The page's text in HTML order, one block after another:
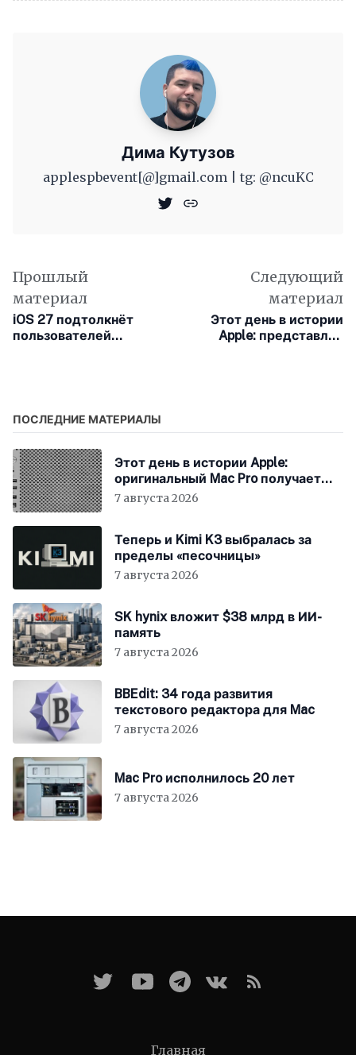
Дима Кутузов
applespbevent[@]gmail.com | tg: @ncuKC
Прошлый
материал
iOS 27 подтолкнёт
пользователей
Следующий
материал
Этот день в истории
Apple: представлен
ПОСЛЕДНИЕ МАТЕРИАЛЫ
Этот день в истории Apple:
оригинальный Mac Pro получает
мощный процессор Intel
7 августа 2026
Теперь и Kimi K3 выбралась за
пределы «песочницы»
7 августа 2026
SK hynix вложит $38 млрд в ИИ-
память
7 августа 2026
BBEdit: 34 года развития
текстового редактора для Mac
7 августа 2026
Mac Pro исполнилось 20 лет
7 августа 2026
Главная